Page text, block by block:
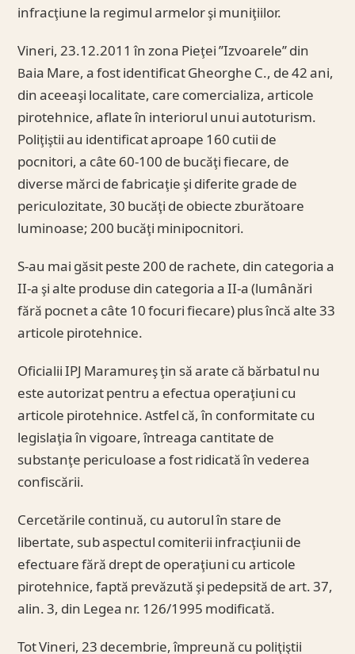
infracţiune la regimul armelor şi muniţiilor.
Vineri, 23.12.2011 în zona Pieţei ’’Izvoarele’’ din
Baia Mare, a fost identificat Gheorghe C., de 42 ani,
din aceeaşi localitate, care comercializa, articole
pirotehnice, aflate în interiorul unui autoturism.
Poliţiştii au identificat aproape 160 cutii de
pocnitori, a câte 60-100 de bucăţi fiecare, de
diverse mărci de fabricaţie şi diferite grade de
periculozitate, 30 bucăţi de obiecte zburătoare
luminoase; 200 bucăţi minipocnitori.
S-au mai găsit peste 200 de rachete, din categoria a
II-a şi alte produse din categoria a II-a (lumânări
fără pocnet a câte 10 focuri fiecare) plus încă alte 33
articole pirotehnice.
Oficialii IPJ Maramureş ţin să arate că bărbatul nu
este autorizat pentru a efectua operaţiuni cu
articole pirotehnice. Astfel că, în conformitate cu
legislaţia în vigoare, întreaga cantitate de
substanţe periculoase a fost ridicată în vederea
confiscării.
Cercetările continuă, cu autorul în stare de
libertate, sub aspectul comiterii infracţiunii de
efectuare fără drept de operaţiuni cu articole
pirotehnice, faptă prevăzută şi pedepsită de art. 37,
alin. 3, din Legea nr. 126/1995 modificată.
Tot Vineri, 23 decembrie, împreună cu poliţiştii